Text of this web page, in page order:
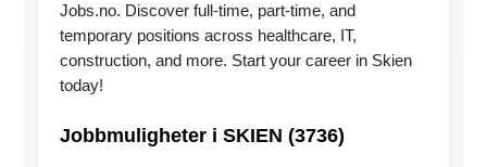
Jobs.no. Discover full-time, part-time, and
temporary positions across healthcare, IT,
construction, and more. Start your career in Skien
today!
Jobbmuligheter i SKIEN (3736)